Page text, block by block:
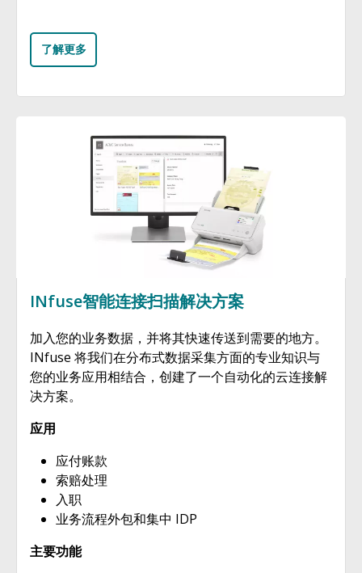
了解更多
INfuse智能连接扫描解决方案
加入您的业务数据，并将其快速传送到需要的地方。
INfuse 将我们在分布式数据采集方面的专业知识与
您的业务应用相结合，创建了一个自动化的云连接解
决方案。
应用
应付账款
索赔处理
入职
业务流程外包和集中 IDP
主要功能